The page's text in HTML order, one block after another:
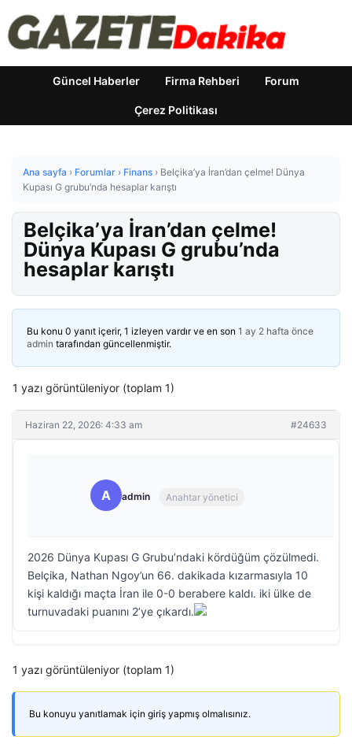
Güncel Haberler Firma Rehberi Forum
Çerez Politikası
Ana sayfa › Forumlar › Finans › Belçika’ya İran’dan çelme! Dünya
Kupası G grubu’nda hesaplar karıştı
Belçika’ya İran’dan çelme!
Dünya Kupası G grubu’nda
hesaplar karıştı
Bu konu 0 yanıt içerir, 1 izleyen vardır ve en son 1 ay 2 hafta önce
admin tarafından güncellenmiştir.
1 yazı görüntüleniyor (toplam 1)
Haziran 22, 2026: 4:33 am #24633
A admin Anahtar yönetici
2026 Dünya Kupası G Grubu’ndaki kördüğüm çözülmedi.
Belçika, Nathan Ngoy’un 66. dakikada kızarmasıyla 10
kişi kaldığı maçta İran ile 0-0 berabere kaldı. iki ülke de
turnuvadaki puanını 2’ye çıkardı.
1 yazı görüntüleniyor (toplam 1)
Bu konuyu yanıtlamak için giriş yapmış olmalısınız.